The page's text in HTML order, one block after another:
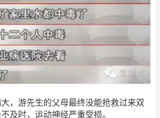
，游先生的父母最终没能抢救过来双
及时，运动神经严重受损。